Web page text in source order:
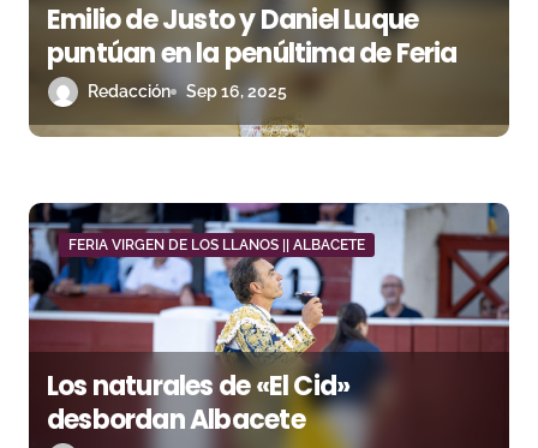
Emilio de Justo y Daniel Luque
puntúan en la penúltima de Feria
Redacción Sep 16, 2025
FERIA VIRGEN DE LOS LLANOS || ALBACETE
Los naturales de «El Cid»
desbordan Albacete